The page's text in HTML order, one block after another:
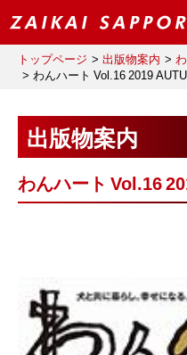
トップページ 出版物案内
わんハート Vol.16 2019
出版物案内
わんハート Vol.16